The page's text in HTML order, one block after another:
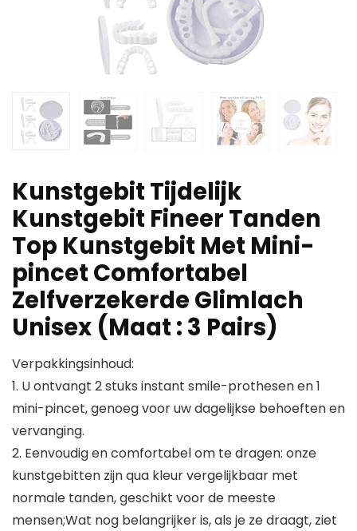
Kunstgebit Tijdelijk
Kunstgebit Fineer Tanden
Top Kunstgebit Met Mini-
pincet Comfortabel
Zelfverzekerde Glimlach
Unisex (Maat : 3 Pairs)
Verpakkingsinhoud:
1. U ontvangt 2 stuks instant smile-prothesen en 1
mini-pincet, genoeg voor uw dagelijkse behoeften en
vervanging.
2. Eenvoudig en comfortabel om te dragen: onze
kunstgebitten zijn qua kleur vergelijkbaar met
normale tanden, geschikt voor de meeste
mensen;Wat nog belangrijker is, als je ze draagt, ziet